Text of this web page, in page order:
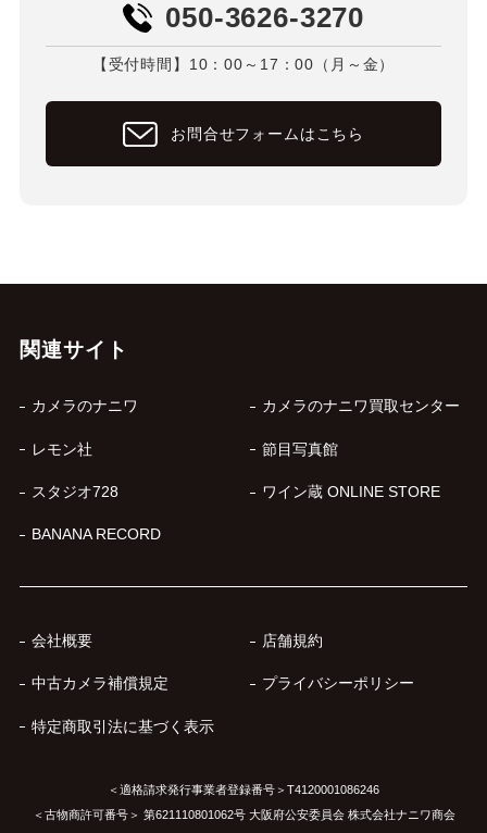
050-3626-3270
【受付時間】10：00～17：00（月～金）
お問合せフォームはこちら
関連サイト
カメラのナニワ カメラのナニワ買取センター
レモン社 節目写真館
スタジオ728 ワイン蔵 ONLINE STORE
BANANA RECORD
会社概要 店舗規約
中古カメラ補償規定 プライバシーポリシー
特定商取引法に基づく表示
＜適格請求発行事業者登録番号＞T4120001086246
＜古物商許可番号＞ 第621110801062号 大阪府公安委員会 株式会社ナニワ商会